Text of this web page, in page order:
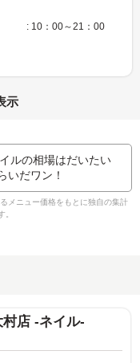
: 10：00～21：00
示
ルの相場はだいたい
いだワン！
メニュー価格をもとに独自の集計
。
店 -ネイル-